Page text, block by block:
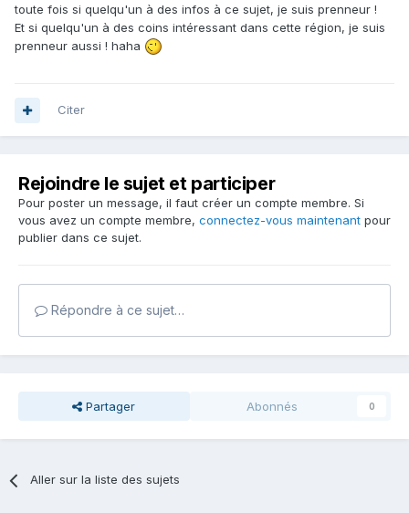
toute fois si quelqu'un à des infos à ce sujet, je suis prenneur !
Et si quelqu'un à des coins intéressant dans cette région, je suis
prenneur aussi ! haha
Citer
Rejoindre le sujet et participer
Pour poster un message, il faut créer un compte membre. Si
vous avez un compte membre, connectez-vous maintenant pour
publier dans ce sujet.
Répondre à ce sujet…
Partager Abonnés 0
Aller sur la liste des sujets